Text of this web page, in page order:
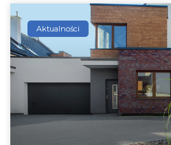
Aktualności